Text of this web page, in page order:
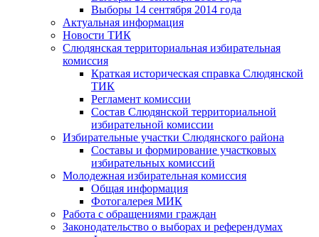
Выборы 14 сентября 2014 года
Актуальная информация
Новости ТИК
Слюдянская территориальная избирательная
комиссия
Краткая историческая справка Слюдянской
ТИК
Регламент комиссии
Состав Слюдянской территориальной
избирательной комиссии
Избирательные участки Слюдянского района
Составы и формирование участковых
избирательных комиссий
Молодежная избирательная комиссия
Общая информация
Фотогалерея МИК
Работа с обращениями граждан
Законодательство о выборах и референдумах